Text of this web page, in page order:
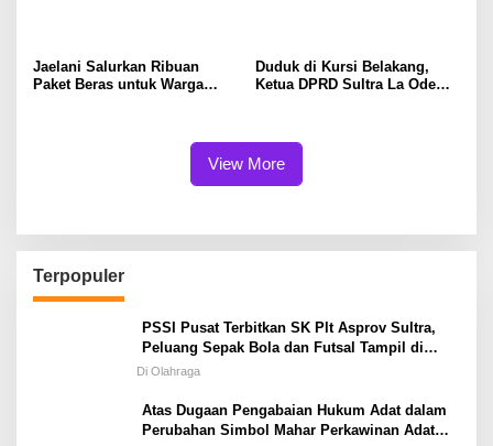
Jaelani Salurkan Ribuan
Paket Beras untuk Warga
Duduk di Kursi Belakang,
Ketua DPRD Sultra La Ode
View More
Terpopuler
PSSI Pusat Terbitkan SK Plt Asprov Sultra,
Peluang Sepak Bola dan Futsal Tampil di
Porprov Tetap Terbuka
Di Olahraga
Atas Dugaan Pengabaian Hukum Adat dalam
Perubahan Simbol Mahar Perkawinan Adat